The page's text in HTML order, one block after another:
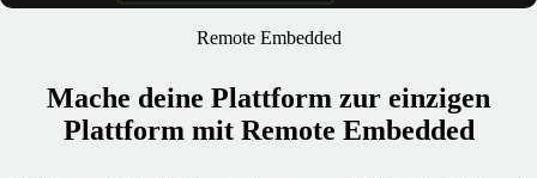
Remote Embedded
Mache deine Plattform zur einzigen
Plattform mit Remote Embedded